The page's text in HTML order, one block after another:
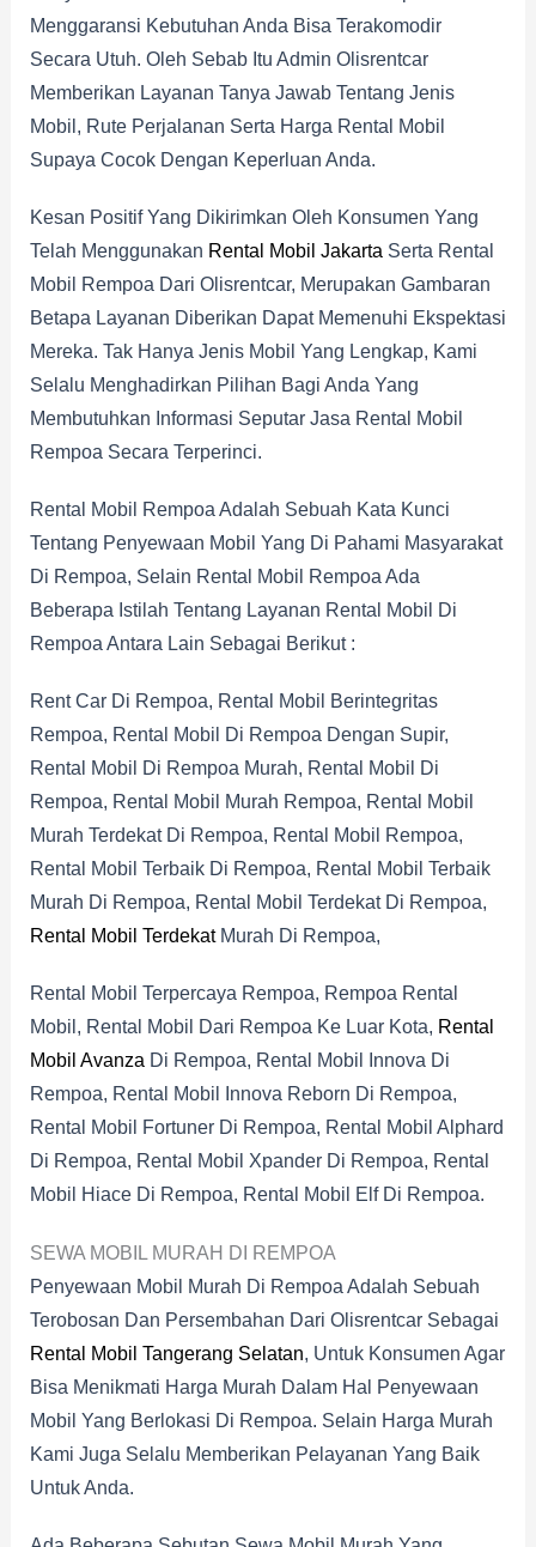
Menggaransi Kebutuhan Anda Bisa Terakomodir
Secara Utuh. Oleh Sebab Itu Admin Olisrentcar
Memberikan Layanan Tanya Jawab Tentang Jenis
Mobil, Rute Perjalanan Serta Harga Rental Mobil
Supaya Cocok Dengan Keperluan Anda.
Kesan Positif Yang Dikirimkan Oleh Konsumen Yang
Telah Menggunakan Rental Mobil Jakarta Serta Rental
Mobil Rempoa Dari Olisrentcar, Merupakan Gambaran
Betapa Layanan Diberikan Dapat Memenuhi Ekspektasi
Mereka. Tak Hanya Jenis Mobil Yang Lengkap, Kami
Selalu Menghadirkan Pilihan Bagi Anda Yang
Membutuhkan Informasi Seputar Jasa Rental Mobil
Rempoa Secara Terperinci.
Rental Mobil Rempoa Adalah Sebuah Kata Kunci
Tentang Penyewaan Mobil Yang Di Pahami Masyarakat
Di Rempoa, Selain Rental Mobil Rempoa Ada
Beberapa Istilah Tentang Layanan Rental Mobil Di
Rempoa Antara Lain Sebagai Berikut :
Rent Car Di Rempoa, Rental Mobil Berintegritas
Rempoa, Rental Mobil Di Rempoa Dengan Supir,
Rental Mobil Di Rempoa Murah, Rental Mobil Di
Rempoa, Rental Mobil Murah Rempoa, Rental Mobil
Murah Terdekat Di Rempoa, Rental Mobil Rempoa,
Rental Mobil Terbaik Di Rempoa, Rental Mobil Terbaik
Murah Di Rempoa, Rental Mobil Terdekat Di Rempoa,
Rental Mobil TerdekatMurah Di Rempoa,
Rental Mobil Terpercaya Rempoa, Rempoa Rental
Mobil, Rental Mobil Dari Rempoa Ke Luar Kota, Rental
Mobil Avanza Di Rempoa, Rental Mobil Innova Di
Rempoa, Rental Mobil Innova Reborn Di Rempoa,
Rental Mobil Fortuner Di Rempoa, Rental Mobil Alphard
Di Rempoa, Rental Mobil Xpander Di Rempoa, Rental
Mobil Hiace Di Rempoa, Rental Mobil Elf Di Rempoa.
SEWA MOBIL MURAH DI REMPOA
Penyewaan Mobil Murah Di Rempoa Adalah Sebuah
Terobosan Dan Persembahan Dari Olisrentcar Sebagai
Rental Mobil Tangerang Selatan, Untuk Konsumen Agar
Bisa Menikmati Harga Murah Dalam Hal Penyewaan
Mobil Yang Berlokasi Di Rempoa. Selain Harga Murah
Kami Juga Selalu Memberikan Pelayanan Yang Baik
Untuk Anda.